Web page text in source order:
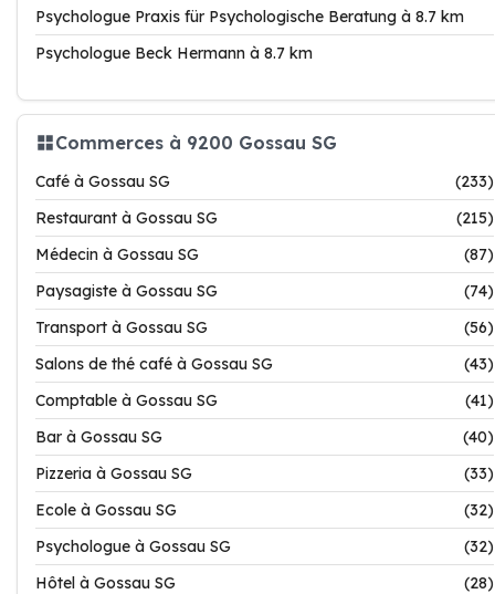
Psychologue Praxis für Psychologische Beratung à 8.7 km
Psychologue Beck Hermann à 8.7 km
Commerces à 9200 Gossau SG
Café à Gossau SG
(233)
Restaurant à Gossau SG
(215)
Médecin à Gossau SG
(87)
Paysagiste à Gossau SG
(74)
Transport à Gossau SG
(56)
Salons de thé café à Gossau SG
(43)
Comptable à Gossau SG
(41)
Bar à Gossau SG
(40)
Pizzeria à Gossau SG
(33)
Ecole à Gossau SG
(32)
Psychologue à Gossau SG
(32)
Hôtel à Gossau SG
(28)